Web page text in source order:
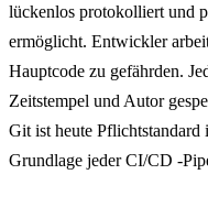
lückenlos protokolliert und
ermöglicht. Entwickler
Hauptcode zu gefährden.
Zeitstempel und Autor
Git ist heute
Grundlage jederCI/CD -